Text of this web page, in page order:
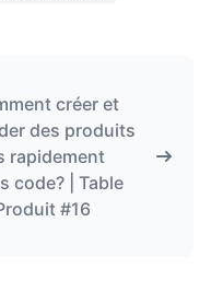
créer et
des produits
rapidement
code? | Table
#16